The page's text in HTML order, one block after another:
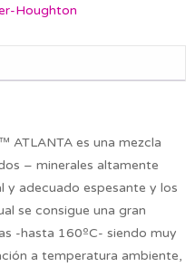
Houghton
ATLANTA es una mezcla
– minerales altamente
y adecuado espesante y los
se consigue una gran
-hasta 160ºC- siendo muy
a temperatura ambiente,